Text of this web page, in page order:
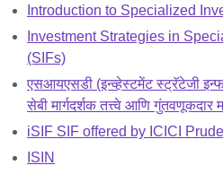
Introduction to Specialized
Investment Strategies in
(SIFs)
एसआयएसडी (इन्व्हेस्टमेंट स्ट्रॅटेजी
सेबी मार्गदर्शक तत्त्वे आणि गुंतवणूकदार
iSIF SIF offered by ICICI
ISIN